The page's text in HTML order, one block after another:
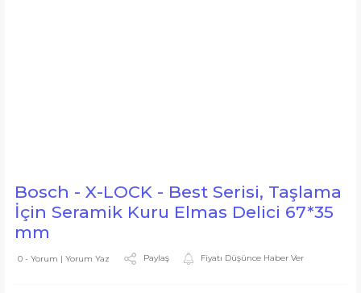
Bosch - X-LOCK - Best Serisi, Taşlama
İçin Seramik Kuru Elmas Delici 67*35
mm
0 - Yorum | Yorum Yaz Paylaş Fiyatı Düşünce Haber Ver